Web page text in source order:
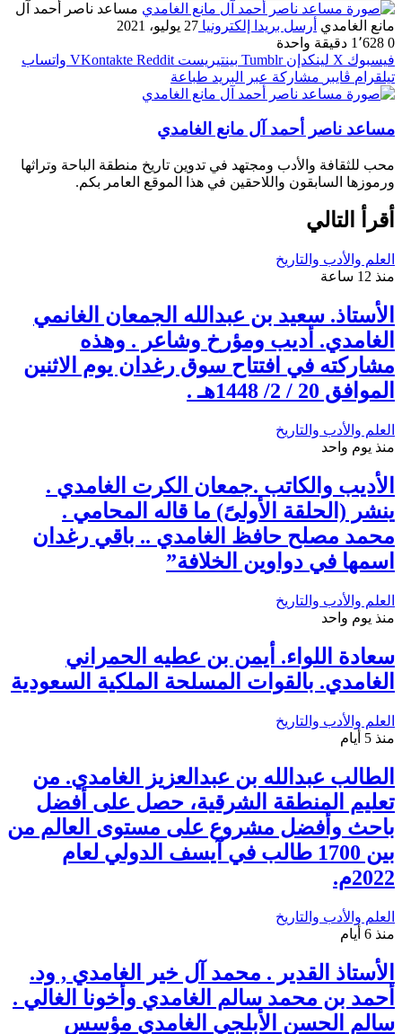
مساعد ناصر أحمد آل
مانع الغامدي أرسل بريدا إلكترونيا 27 يوليو، 2021
0
دقيقة واحدة
فيسبوك ‫X لينكدإن بينتيريست
واتساب
تيلقرام ڤايبر مشاركة عبر البريد طباعة
مساعد ناصر أحمد آل مانع الغامدي
محب للثقافة والأدب ومجتهد في تدوين تاريخ منطقة الباحة وتراثها
ورموزها السابقون واللاحقين في هذا الموقع العامر بكم.
أقرأ التالي
العلم والأدب والتاريخ
منذ 12 ساعة
الأستاذ. سعيد بن عبدالله الجمعان الغانمي
الغامدي. أديب ومؤرخ وشاعر . وهذه
مشاركته في افتتاح سوق رغدان يوم الاثنين
الموافق 20 / 2/ 1448هـ .
العلم والأدب والتاريخ
منذ يوم واحد
الأديب والكاتب .جمعان الكرت الغامدي .
ينشر (الحلقة الأولىً) ما قاله المحامي .
محمد مصلح حافظ الغامدي .. باقي رغدان
اسمها في دواوين الخلافة”
العلم والأدب والتاريخ
منذ يوم واحد
سعادة اللواء. أيمن بن عطيه الحمراني
الغامدي. بالقوات المسلحة الملكية السعودية
العلم والأدب والتاريخ
منذ 5 أيام
الطالب عبدالله بن عبدالعزيز الغامدي. من
تعليم المنطقة الشرقية، حصل على أفضل
باحث وأفضل مشروع على مستوى العالم من
بين 1700 طالب في آيسف الدولي لعام
2022م.
العلم والأدب والتاريخ
منذ 6 أيام
الأستاذ القدير . محمد آل خير الغامدي , ود.
أحمد بن محمد سالم الغامدي وأخونا الغالي .
سالم الحسن الأبلجي الغامدي مؤسس